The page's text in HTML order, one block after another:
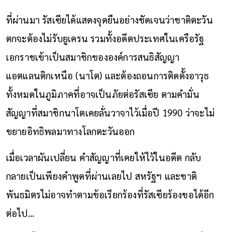
ที่ผ่านมา รัสเซียได้แสดงจุดยืนอย่างชัดเจนว่าชาติตะวัน
ตกจะต้องไม่รับยูเครน รวมทั้งอดีตประเทศในเครือรัฐ
เอกราชเข้าเป็นสมาชิกขององค์การสนธิสัญญา
แอตแลนติกเหนือ (นาโต) และต้องถอนการติดตั้งอาวุธ
ทั้งหมดในภูมิภาคที่อาจเป็นภัยต่อรัสเซีย ตามคำมั่น
สัญญาที่สมาชิกนาโตเคยลั่นวาจาไว้เมื่อปี 1990 ว่าจะไม่
ขยายอิทธิพลมาทางโลกตะวันออก
เมื่อเวลาผันเปลี่ยน คำสัญญาที่เคยให้ไว้ในอดีต กลับ
กลายเป็นเพียงคำพูดที่ผ่านเลยไป สหรัฐฯ และชาติ
พันธมิตรไม่อาจทำตามข้อเรียกร้องที่รัสเซียร้องขอได้อีก
ต่อไป...